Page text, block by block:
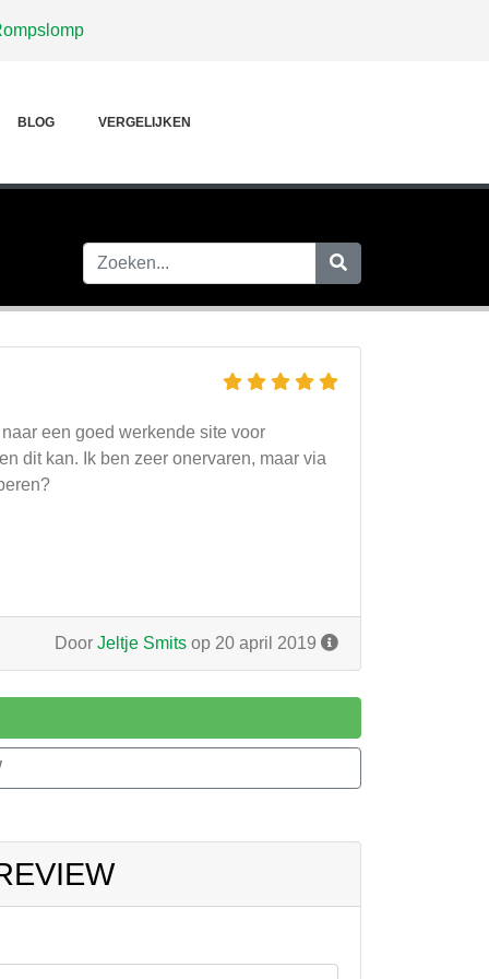
BLOG VERGELIJKEN
een goed werkende site voor
dit kan. Ik ben zeer onervaren, maar via
Door Jeltje Smits op 20 april 2019